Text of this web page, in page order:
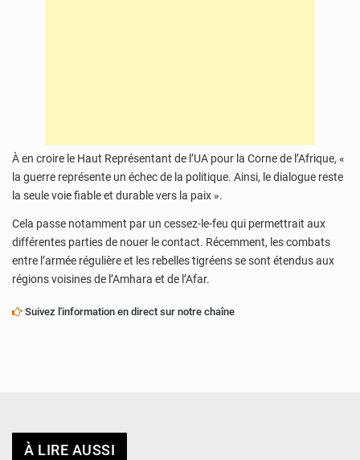
À en croire le Haut Représentant de l’UA pour la Corne de l’Afrique, «
la guerre représente un échec de la politique. Ainsi, le dialogue reste
la seule voie fiable et durable vers la paix ».
Cela passe notamment par un cessez-le-feu qui permettrait aux
différentes parties de nouer le contact. Récemment, les combats
entre l’armée régulière et les rebelles tigréens se sont étendus aux
régions voisines de l’Amhara et de l’Afar.
Suivez l'information en direct sur notre chaîne
À LIRE AUSSI